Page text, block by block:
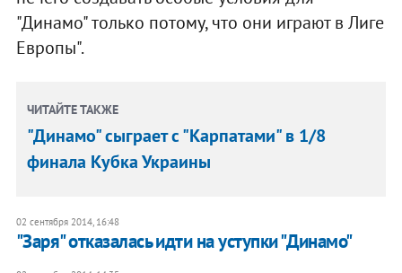
"Динамо" только потому, что они играют в Лиге
Европы".
ЧИТАЙТЕ ТАКЖЕ
"Динамо" сыграет с "Карпатами" в 1/8
финала Кубка Украины
02 сентября 2014, 16:48
"Заря" отказалась идти на уступки "Динамо"